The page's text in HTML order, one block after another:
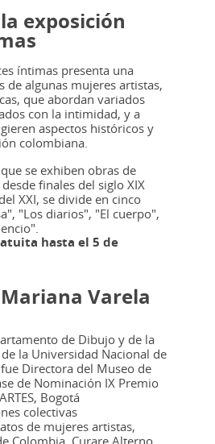
exposición
íntimas presenta una
de algunas mujeres artistas,
que abordan variados
con la intimidad, y a
aspectos históricos y
colombiana.
se exhiben obras de
finales del siglo XIX
XXI, se divide en cinco
"Los diarios", "El cuerpo",
hasta el 5 de
Varela
de Dibujo y de la
la Universidad Nacional de
Directora del Museo de
de Nominación IX Premio
Bogotá
colectivas
de mujeres artistas,
Colombia. Curare Alterno,